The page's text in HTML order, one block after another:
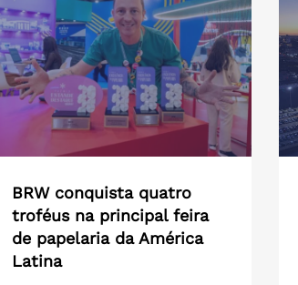
BRW conquista quatro
troféus na principal feira
de papelaria da América
Latina